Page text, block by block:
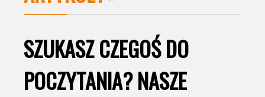
SZUKASZ CZEGOŚ DO
POCZYTANIA? NASZE